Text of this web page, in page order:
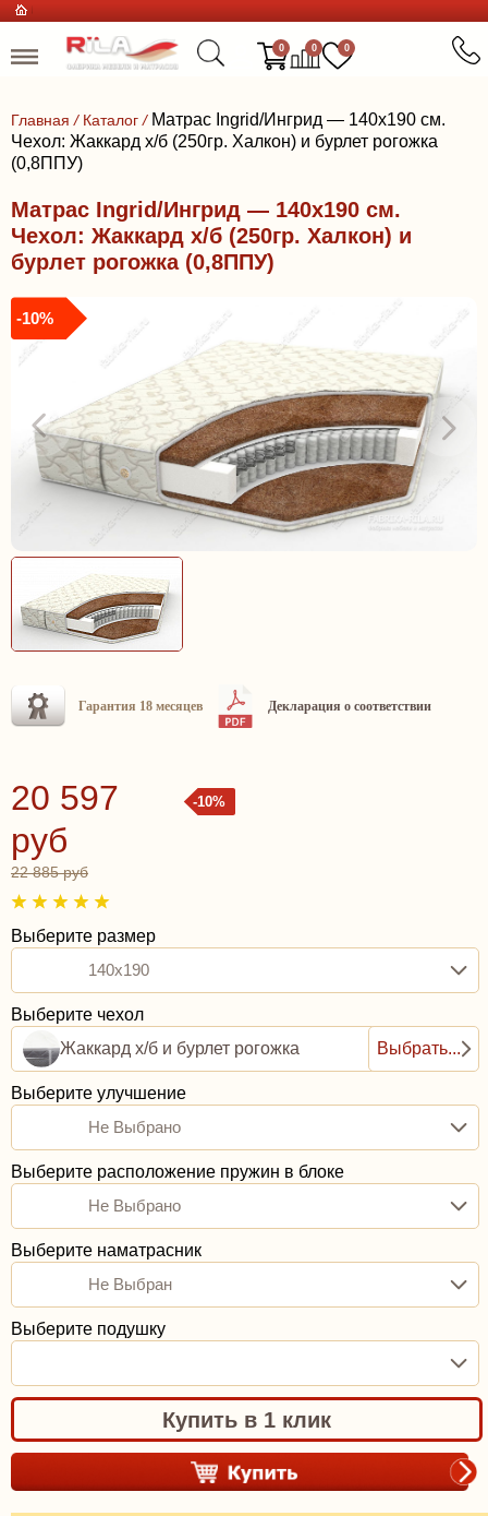
0 0 0
Главная / Каталог / Матрас Ingrid/Ингрид — 140x190 см.
Чехол: Жаккард х/б (250гр. Халкон) и бурлет рогожка
(0,8ППУ)
Матрас Ingrid/Ингрид — 140x190 см.
Чехол: Жаккард х/б (250гр. Халкон) и
бурлет рогожка (0,8ППУ)
-10%
Гарантия 18 месяцев Декларация о соответствии
-10%
20 597
руб
22 885 руб
Выберите размер
140x190
Выберите чехол
Жаккард х/б и бурлет рогожка
Выбрать...
Выберите улучшение
Не Выбрано
Выберите расположение пружин в блоке
Не Выбрано
Выберите наматрасник
Не Выбран
Выберите подушку
Купить в 1 клик